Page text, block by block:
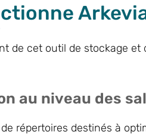
de cet outil de stockage
au niveau des
répertoires destinés à